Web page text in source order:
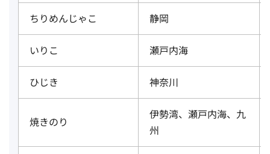
ちりめんじゃこ 静岡
いりこ 瀬戸内海
ひじき 神奈川
焼きのり
伊勢湾、瀬戸内海、九
州